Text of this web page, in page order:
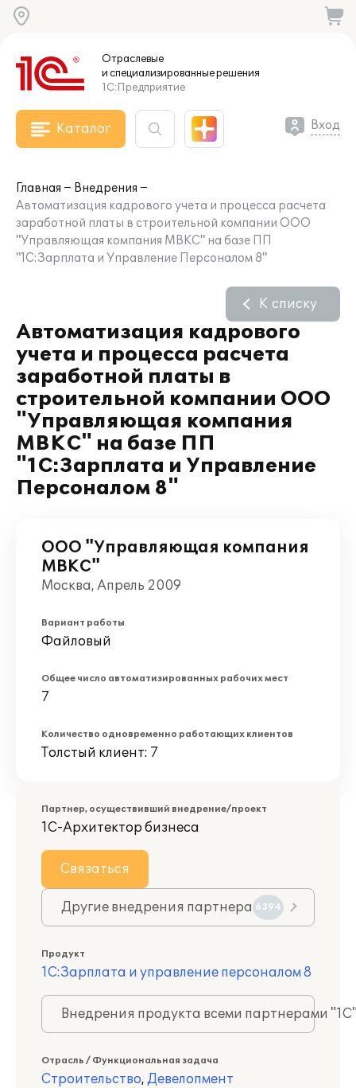
Отраслевые
и специализированныерешения
1С:Предприятие
Каталог Вход
Главная
Внедрения
Автоматизация кадрового учета и процесса расчета
заработной платы в строительной компании ООО
"Управляющая компания МВКС" на базе ПП
"1С:Зарплата и Управление Персоналом 8"
Автоматизация кадрового
учета и процесса расчета
заработной платы в
строительной компании ООО
"Управляющая компания
МВКС" на базе ПП
"1С:Зарплата и Управление
Персоналом 8"
К списку
ООО "Управляющая компания
МВКС"
Москва, Апрель 2009
Вариант работы
Файловый
Общее число автоматизированных рабочих мест
7
Количество одновременно работающих клиентов
Толстый клиент: 7
Партнер, осуществивший внедрение/проект
1С-Архитектор бизнеса
Связаться
Другие внедрения партнера 6394
Продукт
1С:Зарплата и управление персоналом 8
Внедрения продукта всеми партнерами
Отрасль / Функциональная задача
Строительство, Девелопмент